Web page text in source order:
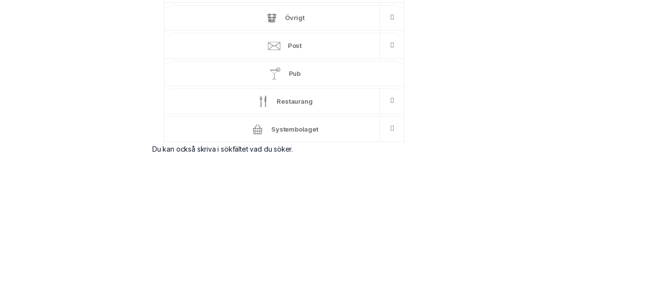
Övrigt
Post
Pub
Restaurang
Systembolaget
Du kan också skriva i sökfältet vad du söker.